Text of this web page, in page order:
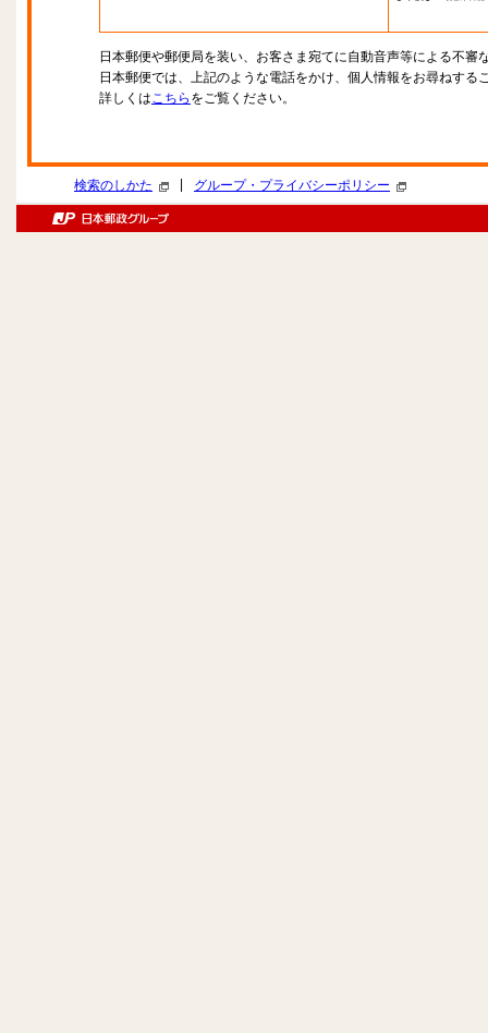
日本郵便や郵便局を装い、お客さま宛てに自動音声等による不審
日本郵便では、上記のような電話をかけ、個人情報をお尋ねする
詳しくはこちら をご覧ください。
検索のしかた グループ・プライバシーポリシー